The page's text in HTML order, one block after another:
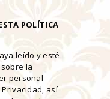
POLÍTICA
leído y esté
la
personal
así